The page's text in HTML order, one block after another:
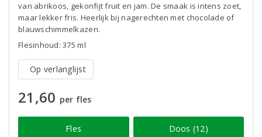
van abrikoos, gekonfijt fruit en jam. De smaak is intens zoet,
maar lekker fris. Heerlijk bij nagerechten met chocolade of
blauwschimmelkazen.
Flesinhoud: 375 ml
Op verlanglijst
21,60 per fles
Fles Doos (12)